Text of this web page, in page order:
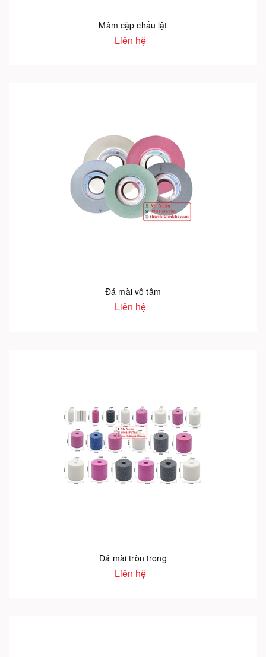
Mâm cặp chấu lật
Liên hệ
Đá mài vô tâm
Liên hệ
Đá mài tròn trong
Liên hệ